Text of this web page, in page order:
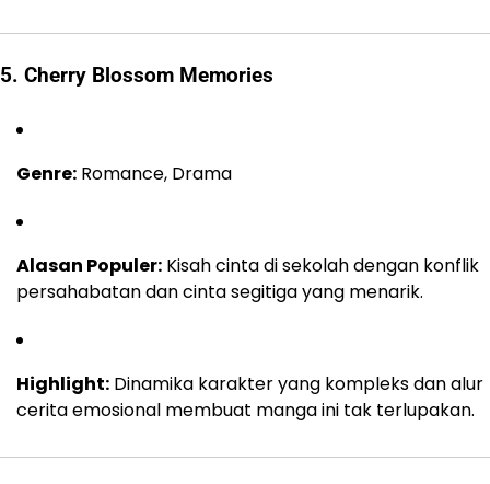
5. Cherry Blossom Memories
Genre: Romance, Drama
Alasan Populer: Kisah cinta di sekolah dengan konflik
persahabatan dan cinta segitiga yang menarik.
Highlight: Dinamika karakter yang kompleks dan alur
cerita emosional membuat manga ini tak terlupakan.